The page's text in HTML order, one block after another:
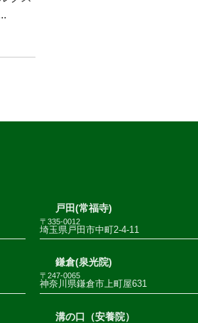
戸田(常福寺)
〒335-0012
埼玉県戸田市中町2-4-11
鎌倉(泉光院)
〒247-0065
神奈川県鎌倉市上町屋631
溝の口（安養院）